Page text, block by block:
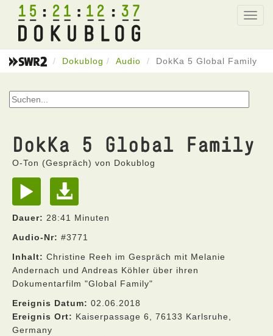
15 21 12 37
Dokublog Audio DokKa 5 Global Family
DokKa 5 Global Family
O-Ton (Gespräch) von Dokublog
Dauer: 28:41 Minuten
Audio-Nr: #3771
Inhalt: Christine Reeh im Gespräch mit Melanie
Andernach und Andreas Köhler über ihren
Dokumentarfilm "Global Family"
Ereignis Datum: 02.06.2018
Ereignis Ort: Kaiserpassage 6, 76133 Karlsruhe,
Germany